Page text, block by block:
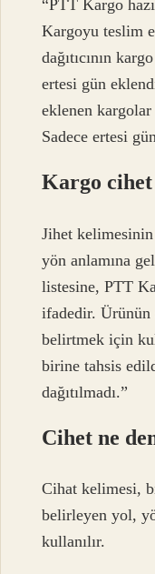
“PTT Kargo
Kargoyu teslim
dağıtıcının
ertesi gün
eklenen
Sadece ertesi
Kargo cihet
Jihet
yön anlamına
listesine, PTT
ifadedir. Ürünün
belirtmek için
birine tahsis
dağıtılmadı.”
Cihet ne
Cihat kelimesi,
belirleyen yol,
kullanılır.